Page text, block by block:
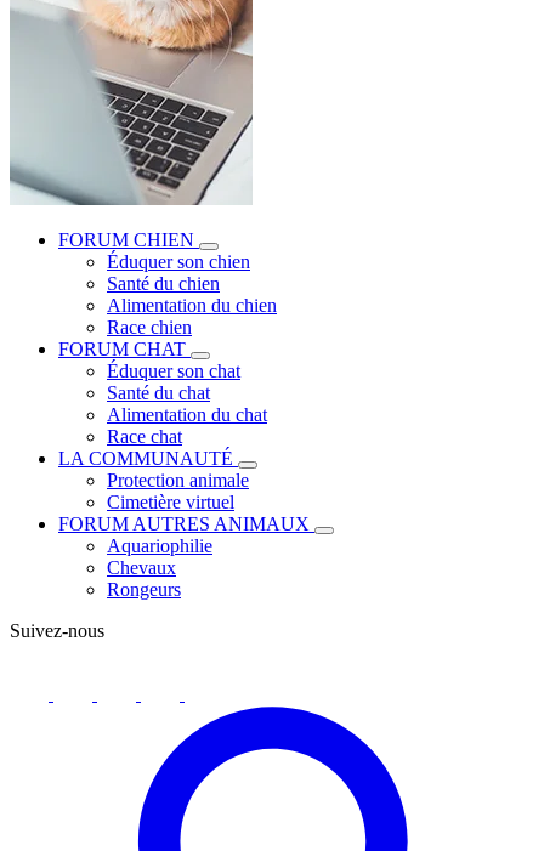
FORUM CHIEN
Éduquer son chien
Santé du chien
Alimentation du chien
Race chien
FORUM CHAT
Éduquer son chat
Santé du chat
Alimentation du chat
Race chat
LA COMMUNAUTÉ
Protection animale
Cimetière virtuel
FORUM AUTRES ANIMAUX
Aquariophilie
Chevaux
Rongeurs
Suivez-nous